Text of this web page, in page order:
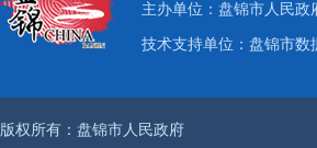
主办单位：盘锦市人民
技术支持单位：盘锦市数
版权所有：盘锦市人民政府